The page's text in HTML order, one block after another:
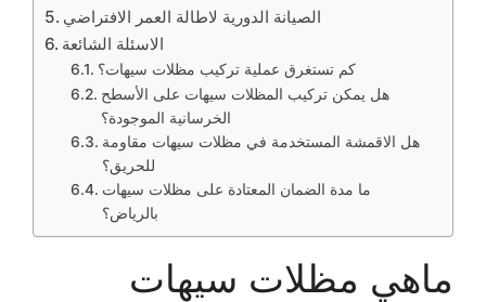
الصيانة الدورية لاطالة العمر الافتراضي
الاسئلة الشائعة
كم تستغرق عملية تركيب مظلات سيهات؟
هل يمكن تركيب المظلات سيهات على الأسطح
الخرسانية الموجودة؟
هل الاقمشة المستخدمة في مظلات سيهات مقاومة
للحريق؟
ما مدة الضمان المعتادة على مظلات سيهات
بالرياض؟
ماهي مظلات سيهات